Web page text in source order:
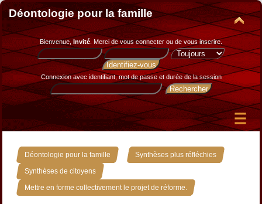
Déontologie pour la famille
Bienvenue, Invité. Merci devous connecter ou de vous inscrire.
Connexion avec identifiant, mot de passe et durée de la session
Déontologie pour la famille » Synthèses plus réfléchies »
Synthèses de citoyens »
Mettre en forme collectivement le projet de réforme.